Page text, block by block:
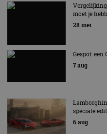
AUTORAI REGELT
EV Experience 2026 van
moet je
28 mei
Gespot:
7 aug
speciale
6 aug